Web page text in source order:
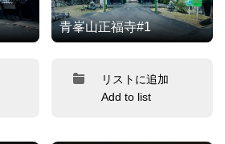
青峯山正福寺#1
リストに追加
Add to list